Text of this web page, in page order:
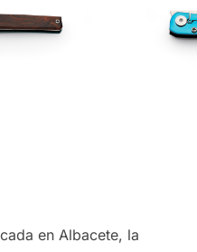
en Albacete, la